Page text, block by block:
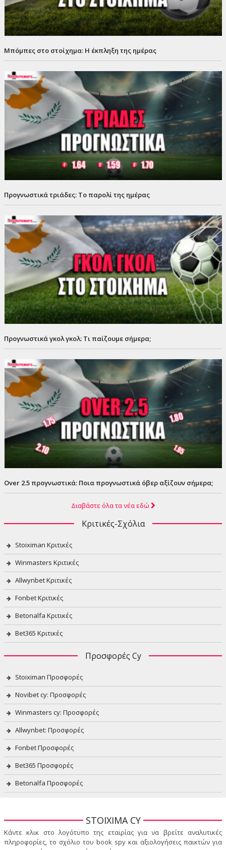
Μπόμπες στο στοίχημα: Η έκπληξη της ημέρας
Προγνωστικά τριάδες: Το παρολί της ημέρας
Προγνωστικά γκολ γκολ: Τι παίζουμε σήμερα;
Over 2.5 προγνωστικά: Ποια προγνωστικά όβερ αξίζουν σήμερα;
Διαβάστε όλα τα νέα εδώ
Κριτικές-Σχόλια
Stoiximan Κριτικές
Winmasters Κριτικές
Allwynbet Κριτικές
Fonbet Κριτικές
Betonalfa Κριτικές
Bet365 Κριτικές
Προσφορές Cy
Stoiximan Προσφορές
Novibet cy: Προσφορές
Winmasters cy: Προσφορές
Allwynbet: Προσφορές
Fonbet Προσφορές
Bet365 Προσφορές
Betonalfa Προσφορές
STOIXIMA CY
Κάντε κλικ στο λογότυπο της εταιρίας για να βρείτε αναλυτικές
πληροφορίες, το σχόλιο του book spy και αξιολογήσεις παικτών για